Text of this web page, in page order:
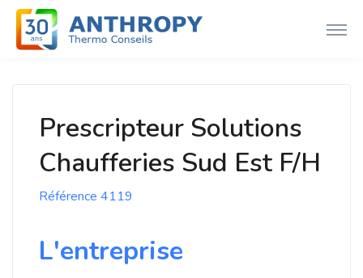
Prescripteur Solutions
Chaufferies Sud Est F/H
Référence 4119
L'entreprise